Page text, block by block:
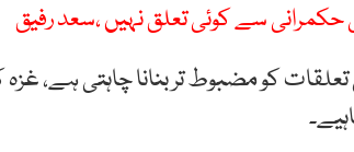
حکمرانی سے کوئی تعلق نہیں ،سعد رفیق
کو مضبوط تر بنانا چاہتی ہے،